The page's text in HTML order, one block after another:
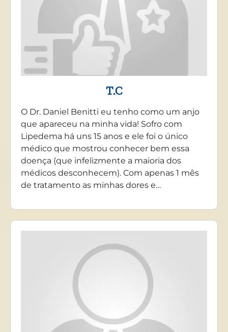
T.C
O Dr. Daniel Benitti eu tenho como um anjo
que apareceu na minha vida! Sofro com
Lipedema há uns 15 anos e ele foi o único
médico que mostrou conhecer bem essa
doença (que infelizmente a maioria dos
médicos desconhecem). Com apenas 1 mês
de tratamento as minhas dores e…